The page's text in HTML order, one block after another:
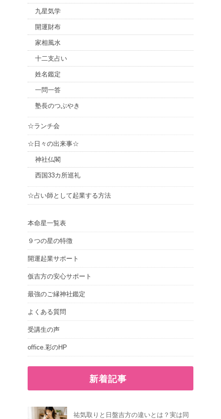
九星気学
開運財布
家相風水
十二支占い
姓名鑑定
一問一答
塾長のつぶやき
☆ランチ会
☆日々の出来事☆
神社仏閣
西国33カ所巡礼
☆占い師として起業する方法
本命星一覧表
９つの星の特徴
開運起業サポート
仮吉方の安心サポート
最強のご縁神社鑑定
よくある質問
受講生の声
office.彩のHP
新着記事
祐気取りと日盤吉方の違いとは？実は同